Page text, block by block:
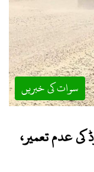
سوات کی خبریں
عدم تعمیر،